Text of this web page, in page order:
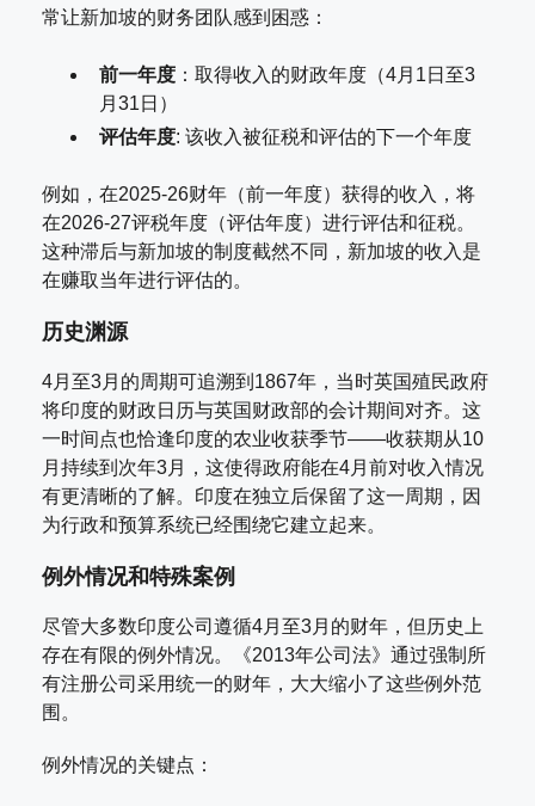
常让新加坡的财务团队感到困惑：
前一年度 ：取得收入的财政年度（4月1日至3
月31日）
评估年度: 该收入被征税和评估的下一个年度
例如，在2025-26财年（前一年度）获得的收入，将
在2026-27评税年度（评估年度）进行评估和征税。
这种滞后与新加坡的制度截然不同，新加坡的收入是
在赚取当年进行评估的。
历史渊源
4月至3月的周期可追溯到1867年，当时英国殖民政府
将印度的财政日历与英国财政部的会计期间对齐。这
一时间点也恰逢印度的农业收获季节——收获期从10
月持续到次年3月，这使得政府能在4月前对收入情况
有更清晰的了解。印度在独立后保留了这一周期，因
为行政和预算系统已经围绕它建立起来。
例外情况和特殊案例
尽管大多数印度公司遵循4月至3月的财年，但历史上
存在有限的例外情况。《2013年公司法》通过强制所
有注册公司采用统一的财年，大大缩小了这些例外范
围。
例外情况的关键点：